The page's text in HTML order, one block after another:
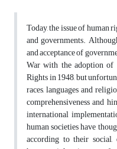
Today, the issue of human
and governments.
and acceptance of
War with the adoption
Rights in 1948, but
races, languages ​​and
comprehensiveness and
international
human societies have
according to their